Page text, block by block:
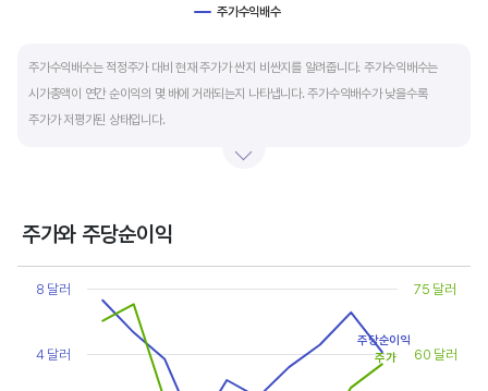
주가수익배수
주가수익배수는 적정주가 대비 현재 주가가 싼지 비싼지를 알려줍니다. 주가수익배수는
시가총액이 연간 순이익의 몇 배에 거래되는지 나타냅니다. 주가수익배수가 낮을수록
주가가 저평가된 상태입니다.
상대적으로 싸게 거래된다고 판단합니다.
순이익이 성장할때와 감소할때 주가수익배수는 다르게 평가받습니다. 순이익 성장률이
높으면 주가수익배수도 높게 평가 받습니다. 이는 순이익 성장률이 높으면 주가도 크게
상승한다는 뜻입니다.
주가와 주당순이익
Chart
Line chart with 2 lines.
View as data table, Chart
The chart has 1 X axis displaying categories.
The chart has 2 Y axes displaying values, and values.
4 달러
8 달러
60 달러
75 달러
주당순이익
주가